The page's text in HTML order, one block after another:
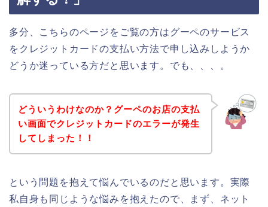
多分、こちらのページをご覧の方はグーペのサービス
をクレジットカードの支払い方法で申し込みしようか
どうか迷っている方だと思います。でも、、、。
どういうわけなのか？グーペのお店の支払
い画面でクレジットカードのエラーが発生
してしまった！！
という問題を抱えて悩んでいるのだと思います。実際
私自身も同じような悩みを抱えたので、まず、ネット